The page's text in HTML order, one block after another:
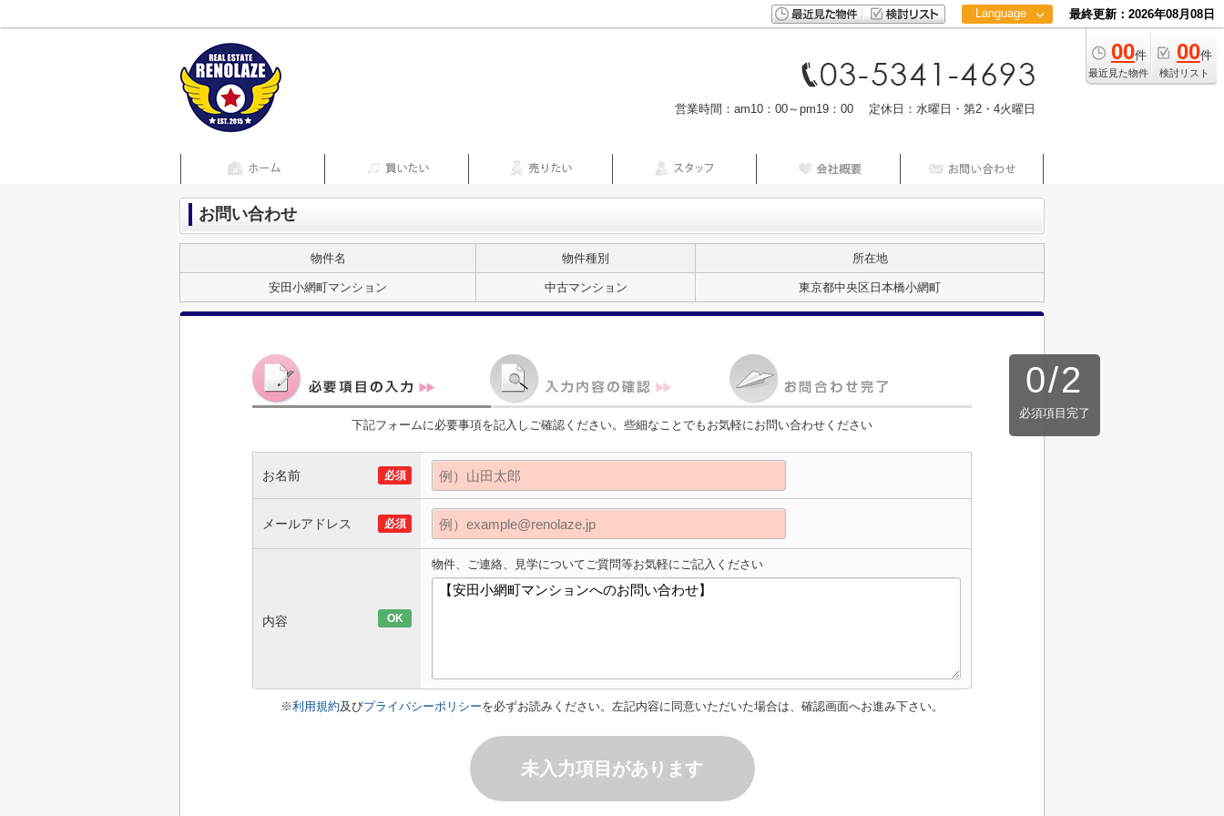
Language
中文
最終更新：2026年08月08日
00件
最近見た物件
00件
検討リスト
営業時間：am10：00～pm19：00 定休日：水曜日・第2・4火曜日
お問い合わせ
物件名 物件種別 所在地
安田小網町マンション 中古マンション 東京都中央区日本橋小網町
0/2
必須項目完了
下記フォームに必要事項を記入しご確認ください。些細なことでもお気軽にお問い合わせください
お名前 必須
メールアドレス 必須
内容 OK
物件、ご連絡、見学についてご質問等お気軽にご記入ください
※利用規約及びプライバシーポリシーを必ずお読みください。左記内容に同意いただいた場合は、確認画面へお進み下さい。
未入力項目があります